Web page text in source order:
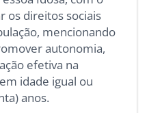
os direitos sociais
mencionando
autonomia,
efetiva na
idade igual ou
anos.